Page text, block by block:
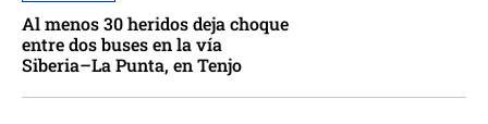
Al menos 30 heridos deja choque
entre dos buses en la vía
Siberia–La Punta, en Tenjo